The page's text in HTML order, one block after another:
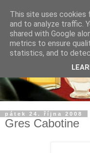
pátek 24. října 2008
Gres Cabotine
This site uses cookies
and to analyze traffic.
shared with Google
metrics to ensure
statistics, and to